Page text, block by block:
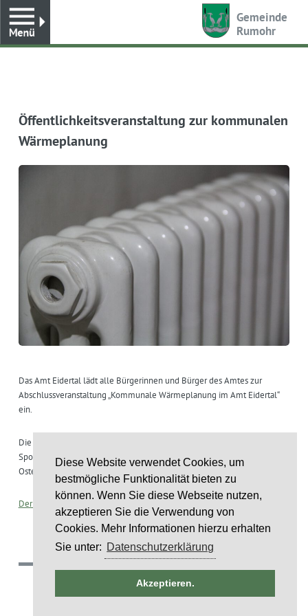
Diese Website verwendet Cookies, um
bestmögliche Funktionalität bieten zu
können. Wenn Sie diese Webseite nutzen,
akzeptieren Sie die Verwendung von
Cookies. Mehr Informationen hierzu erhalten
Sie unter: Datenschutzerklärung
Akzeptieren.
Gemeinde
Rumohr
Öffentlichkeitsveranstaltung zur kommunalen
Wärmeplanung
Das Amt Eidertal lädt alle Bürgerinnen und Bürger des Amtes zur
Abschlussveranstaltung „Kommunale Wärmeplanung im Amt Eidertal“
ein.
Die Veranstaltungen finden am 12.Mai 2025 im Bürger- und
Sportzentrum Flintbek und am 14.Mai 2025 in er Begegnungsstätte
Osterberg in Molfsee jeweils um 19 Uhr statt.
Der Flyer kann hier heruntergeladen werden.
Umsetzung: IDE Stampe GmbH